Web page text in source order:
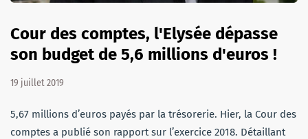
Cour des comptes, l'Elysée dépasse
son budget de 5,6 millions d'euros !
19 juillet 2019
5,67 millions d’euros payés par la trésorerie. Hier, la Cour des
comptes a publié son rapport sur l’exercice 2018. Détaillant